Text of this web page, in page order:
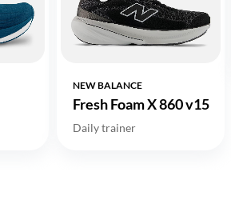
NEW BALANCE
Fresh Foam X 860 v15
Daily trainer